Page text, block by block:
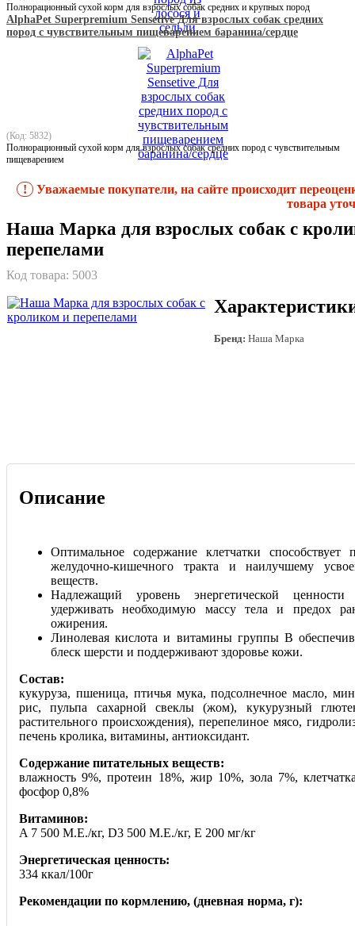
Полнорационный сухой корм для взрослых собак средних и крупных пород
AlphaPet Superpremium Sensetive Для взрослых собак средних
пород с чувствительным пищеварением баранина/сердце
(Код: 5832)
Полнорационный сухой корм для взрослых собак средних пород с чувствительным
пищеварением
!
Уважаемые покупатели, на сайте происходит
товара
Наша Марка для взрослых собак с
перепелами
Код товара: 5003
Бренд: Наша Марка
Описание
Оптимальное содержание клетчатки способствует
желудочно-кишечного тракта и наилучшему
веществ.
Надлежащий уровень энергетической ценности
удерживать необходимую массу тела и предох
ожирения.
Линолевая кислота и витамины группы В
блеск шерсти и поддерживают здоровье кожи.
Состав:
кукуруза, пшеница, птичья мука, подсолнечное масло,
рис, пульпа сахарной свеклы (жом), кукурузный
растительного происхождения), перепелиное мясо,
печень кролика, витамины, антиоксидант.
Содержание питательных веществ:
влажность 9%, протеин 18%, жир 10%, зола 7%,
фосфор 0,8%
Витаминов:
A 7 500 М.Е./кг, D3 500 М.Е./кг, Е 200 мг/кг
Энергетическая ценность:
334 ккал/100г
Рекомендации по кормлению, (дневная норма, г):